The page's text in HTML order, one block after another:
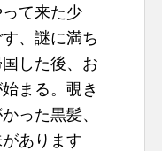
て来た少
、謎に満ち
した後、お
まる。覗き
った黒髪、
あります